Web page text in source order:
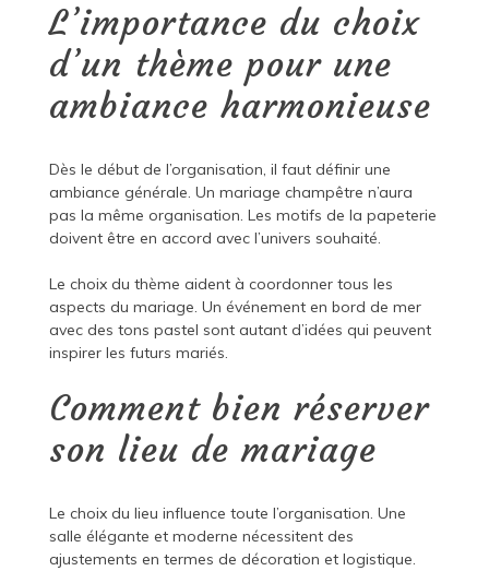
L’importance du choix
d’un thème pour une
ambiance harmonieuse
Dès le début de l’organisation, il faut définir une
ambiance générale. Un mariage champêtre n’aura
pas la même organisation. Les motifs de la papeterie
doivent être en accord avec l’univers souhaité.
Le choix du thème aident à coordonner tous les
aspects du mariage. Un événement en bord de mer
avec des tons pastel sont autant d’idées qui peuvent
inspirer les futurs mariés.
Comment bien réserver
son lieu de mariage
Le choix du lieu influence toute l’organisation. Une
salle élégante et moderne nécessitent des
ajustements en termes de décoration et logistique.